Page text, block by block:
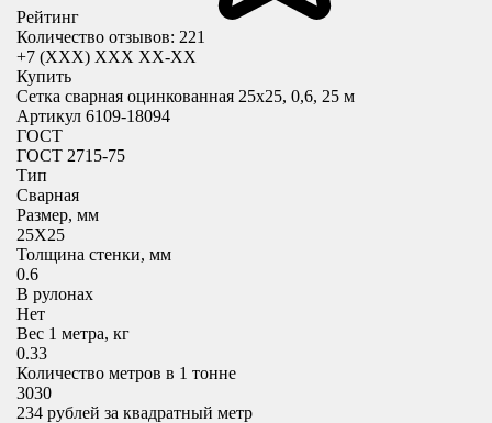
Рейтинг
Количество отзывов: 221
+7 (XXX) ХХХ ХХ-ХХ
Купить
Сетка сварная оцинкованная 25х25, 0,6, 25 м
Артикул 6109-18094
ГОСТ
ГОСТ 2715-75
Тип
Сварная
Размер, мм
25X25
Толщина стенки, мм
0.6
В рулонах
Нет
Вес 1 метра, кг
0.33
Количество метров в 1 тонне
3030
234 рублей за квадратный метр